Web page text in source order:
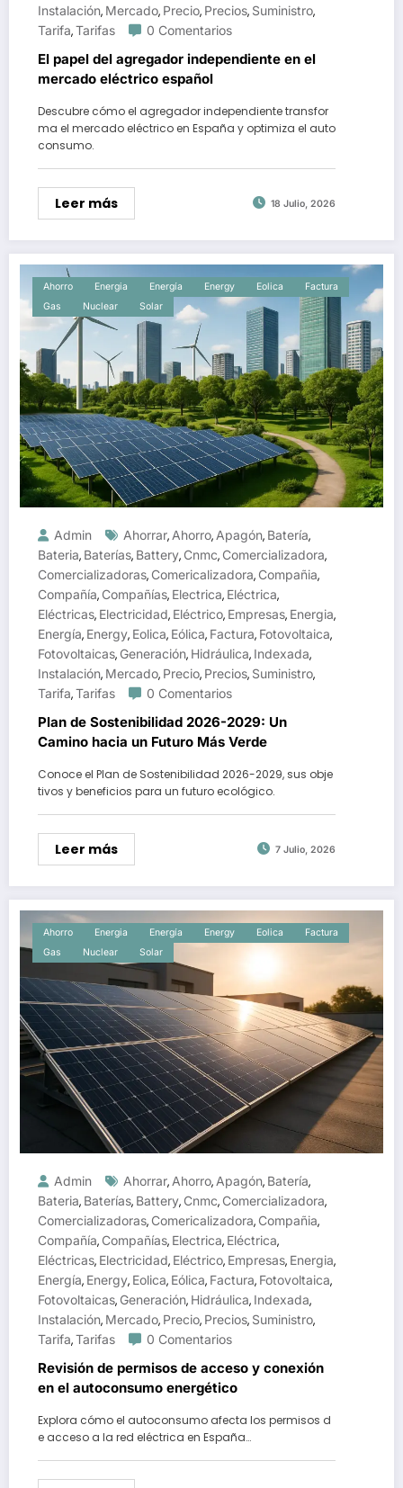
Instalación, Mercado, Precio, Precios, Suministro,
Tarifa,Tarifas 0 Comentarios
El papel del agregador independiente en el
mercado eléctrico español
Descubre cómo el agregador independiente transfor
ma el mercado eléctrico en España y optimiza el auto
consumo.
Leer más 18 Julio, 2026
Ahorro Energia Energía Energy Eolica
Factura
Gas
Nuclear Solar
Admin Ahorrar, Ahorro, Apagón, Batería,
Bateria, Baterías, Battery, Cnmc, Comercializadora,
Comercializadoras, Comericalizadora, Compañia,
Compañía, Compañías, Electrica, Eléctrica,
Eléctricas, Electricidad, Eléctrico, Empresas, Energia,
Energía, Energy, Eolica, Eólica, Factura, Fotovoltaica,
Fotovoltaicas, Generación, Hidráulica, Indexada,
Instalación, Mercado, Precio, Precios, Suministro,
Tarifa,Tarifas 0 Comentarios
Plan de Sostenibilidad 2026-2029: Un
Camino hacia un Futuro Más Verde
Conoce el Plan de Sostenibilidad 2026-2029, sus obje
tivos y beneficios para un futuro ecológico.
Leer más 7 Julio, 2026
Ahorro Energia Energía Energy Eolica
Factura
Gas
Nuclear Solar
Admin Ahorrar, Ahorro, Apagón, Batería,
Bateria, Baterías, Battery, Cnmc, Comercializadora,
Comercializadoras, Comericalizadora, Compañia,
Compañía, Compañías, Electrica, Eléctrica,
Eléctricas, Electricidad, Eléctrico, Empresas, Energia,
Energía, Energy, Eolica, Eólica, Factura, Fotovoltaica,
Fotovoltaicas, Generación, Hidráulica, Indexada,
Instalación, Mercado, Precio, Precios, Suministro,
Tarifa,Tarifas 0 Comentarios
Revisión de permisos de acceso y conexión
en el autoconsumo energético
Explora cómo el autoconsumo afecta los permisos d
e acceso a la red eléctrica en España…